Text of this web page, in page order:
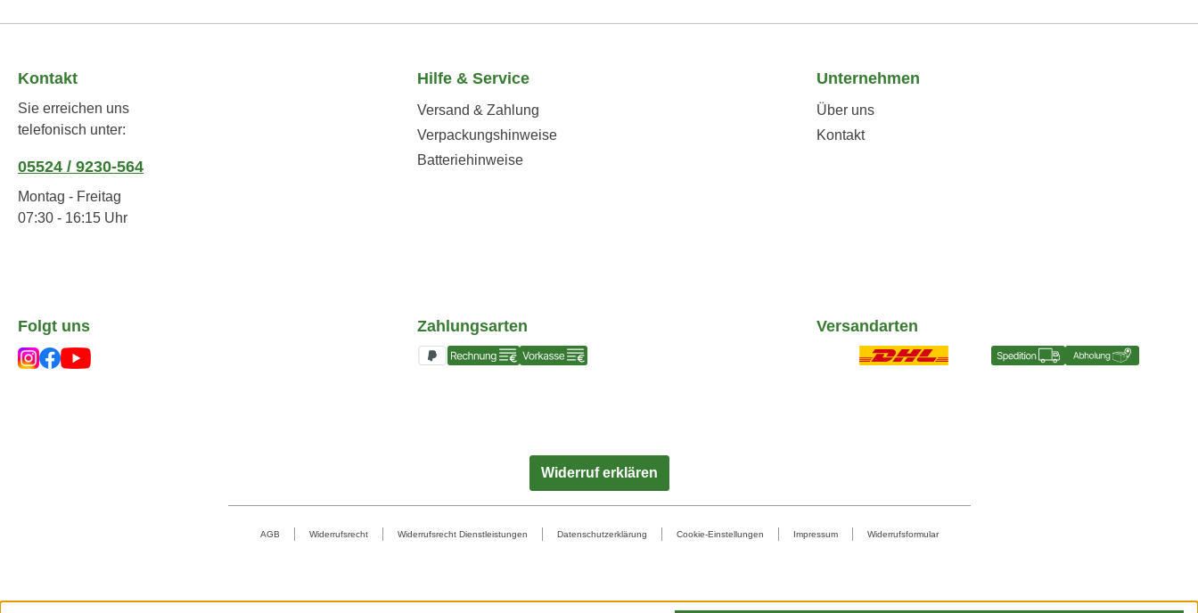
Kontakt
Sie erreichen uns
telefonisch unter:
05524 / 9230-564
Montag - Freitag
07:30 - 16:15 Uhr
AGB Widerrufsrecht Widerrufsrecht Dienstleistungen Datenschutzerklärung Cookie-Einstellungen Impressum Widerrufsformular
Hilfe & Service
Versand & Zahlung
Verpackungshinweise
Batteriehinweise
Unternehmen
Über uns
Kontakt
Folgt uns
Widerruf erklären
Zahlungsarten Versandarten